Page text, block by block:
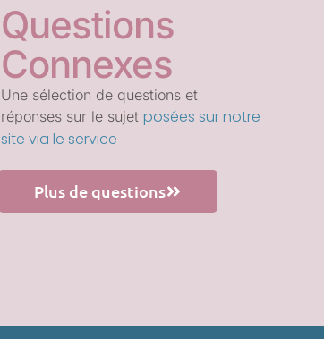
Questions
Connexes
Une sélection de questions et
réponses sur le sujet posées sur notre
site via le service
Plus de questions